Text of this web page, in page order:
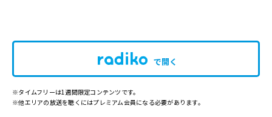
で開く
※タイムフリーは1週間限定コンテンツです。
※他エリアの放送を聴くにはプレミアム会員になる必要があります。